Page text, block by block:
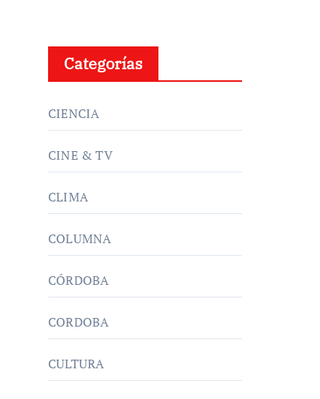
Categorías
CIENCIA
CINE & TV
CLIMA
COLUMNA
CÓRDOBA
CORDOBA
CULTURA